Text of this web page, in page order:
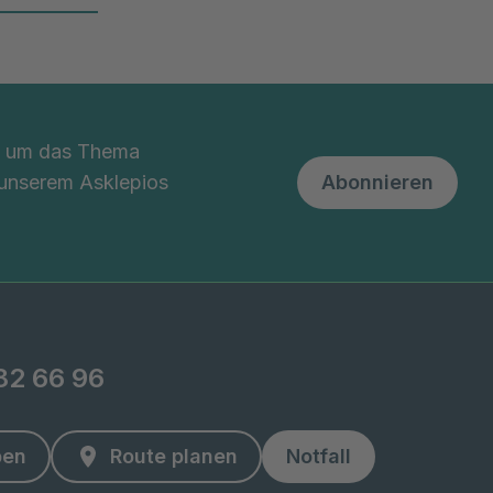
das Thema
Asklepios
Abonnieren
66 96
Route planen Notfall